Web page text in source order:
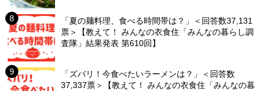
「夏の麺料理、食べる時間帯は？」＜回答数37,131
票＞【教えて！ みんなの衣食住「みんなの暮らし調
査隊」結果発表 第610回】
「ズバリ！今食べたいラーメンは？」＜回答数
37,337票＞【教えて！ みんなの衣食住「みんなの暮